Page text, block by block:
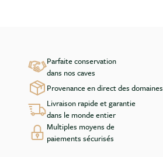
Parfaite conservation
dans nos caves
Provenance en direct des domaines
Livraison rapide et garantie
dans le monde entier
Multiples moyens de
paiements sécurisés